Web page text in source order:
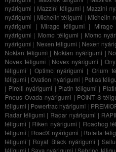
nyárigumi | Mazzini téligumi | Mazzini
nyárigumi | Michelin téligumi | Michelin
nyárigumi | Mirage téligumi | Mirage
nyárigumi | Momo téligumi | Momo
nyárigumi | Nexen téligumi | Nexen
Nokian téligumi | Nokian nyárigumi |
Novex téligumi | Novex nyárigumi |
téligumi | Optimo nyárigumi |Orium
téligumi |Ovation nyárigumi | Petlas
| Pirelli nyárigumi | Platin téligumi |
Pneus Ovada nyárigumi | POINT S
téligumi | Powertrac nyárigumi |
Radar téligumi | Radar nyárigumi |
téligumi | Riken nyárigumi | Roadhog
téligumi | RoadX nyárigumi | Rotalla
téligumi | Royal Black nyárigumi |
téligumi | Sava nyárigumi |Sebring